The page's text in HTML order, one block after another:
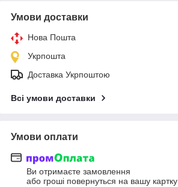
Умови доставки
Нова Пошта
Укрпошта
Доставка Укрпоштою
Всі умови доставки
Умови оплати
Ви отримаєте замовлення
або гроші повернуться на вашу картку